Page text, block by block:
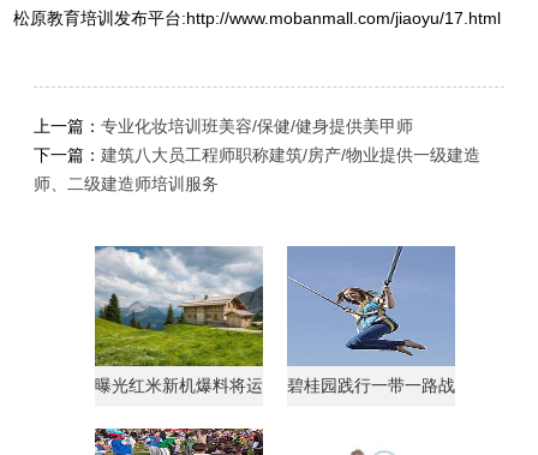
松原教育培训发布平台:http://www.mobanmall.com/jiaoyu/17.html
上一篇：专业化妆培训班美容/保健/健身提供美甲师
下一篇：建筑八大员工程师职称建筑/房产/物业提供一级建造
师、二级建造师培训服务
曝光红米新机爆料将运
碧桂园践行一带一路战